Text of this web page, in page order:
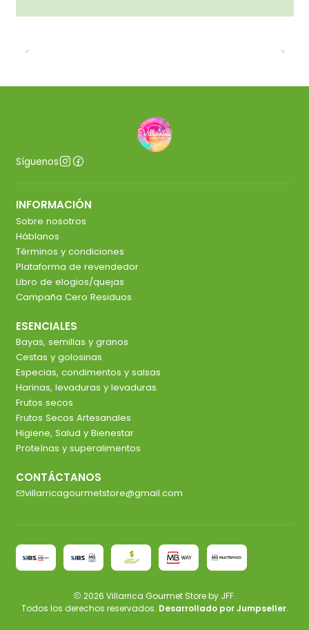
Síguenos
INFORMACIÓN
Sobre nosotros
Háblanos
Términos y condiciones
Plataforma de revendedor
Libro de elogios/quejas
Campaña Cero Residuos
ESENCIALES
Bayas, semillas y granos
Cestas y golosinas
Especias, condimentos y salsas
Harinas, levaduras y levaduras
Frutos secos
Frutos Secos Artesanales
Higiene, Salud y Bienestar
Proteínas y superalimentos
CONTÁCTANOS
villarricagourmetstore@gmail.com
2026 Villarrica Gourmet Store by JFF.
Todos los derechos reservados. Desarrollado por Jumpseller.